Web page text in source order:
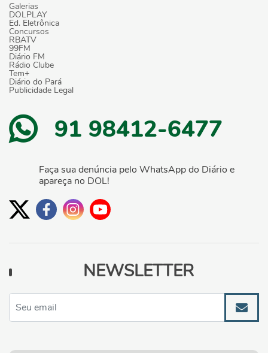
Galerias
DOLPLAY
Ed. Eletrônica
Concursos
RBATV
99FM
Diário FM
Rádio Clube
Tem+
Diário do Pará
Publicidade Legal
91 98412-6477
Faça sua denúncia pelo WhatsApp do Diário e
apareça no DOL!
NEWSLETTER